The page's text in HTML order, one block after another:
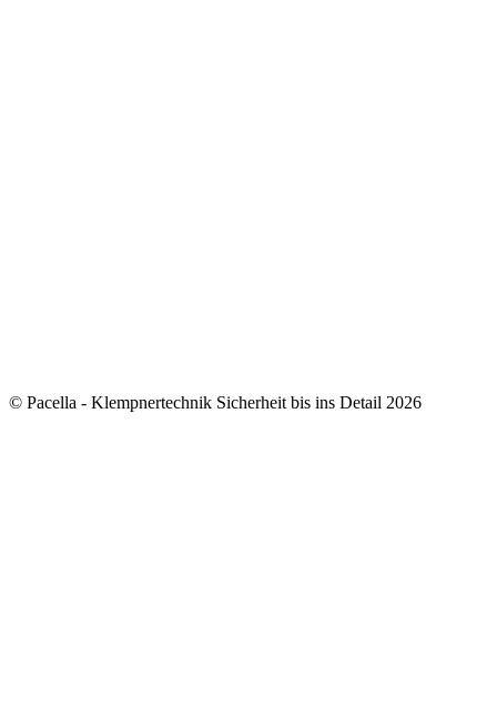
how to add
© Pacella - Klempnertechnik Sicherheit bis ins Detail 2026